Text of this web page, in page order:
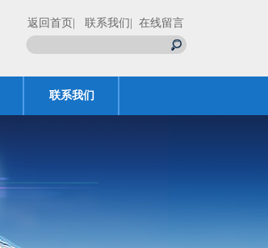
返回首页 | 联系我们 | 在线留言
联系我们